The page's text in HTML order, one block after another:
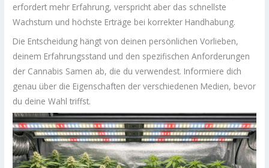
erfordert mehr Erfahrung, verspricht aber das schnellste
Wachstum und höchste Erträge bei korrekter Handhabung.
Die Entscheidung hängt von deinen persönlichen Vorlieben,
deinem Erfahrungsstand und den spezifischen Anforderungen
der Cannabis Samen ab, die du verwendest. Informiere dich
genau über die Eigenschaften der verschiedenen Medien, bevor
du deine Wahl triffst.